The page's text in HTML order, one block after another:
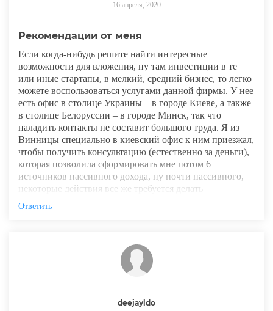
16 апреля, 2020
Рекомендации от меня
Если когда-нибудь решите найти интересные
возможности для вложения, ну там инвестиции в те
или иные стартапы, в мелкий, средний бизнес, то легко
можете воспользоваться услугами данной фирмы. У нее
есть офис в столице Украины – в городе Киеве, а также
в столице Белоруссии – в городе Минск, так что
наладить контакты не составит большого труда. Я из
Винницы специально в киевский офис к ним приезжал,
чтобы получить консультацию (естественно за деньги),
которая позволила сформировать мне потом 6
источников пассивного дохода, ну почти пассивного,
некоторые действия все же требуется делать
Ответить
deejayldo